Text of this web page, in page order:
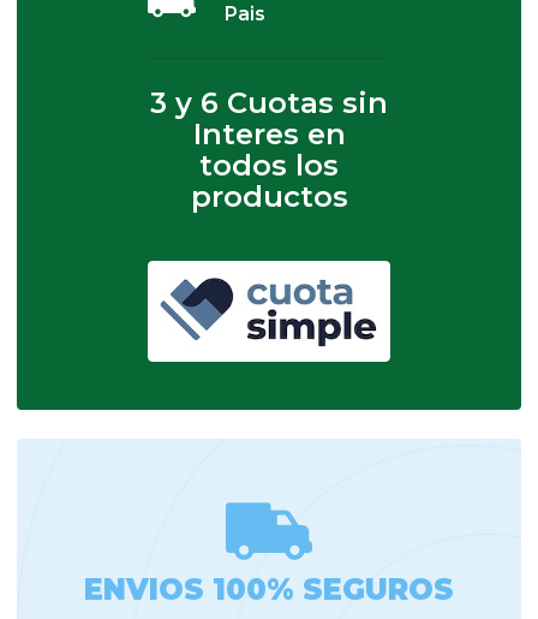
Pais
3 y 6 Cuotas sin
Interes en
todos los
productos
ENVIOS 100% SEGUROS